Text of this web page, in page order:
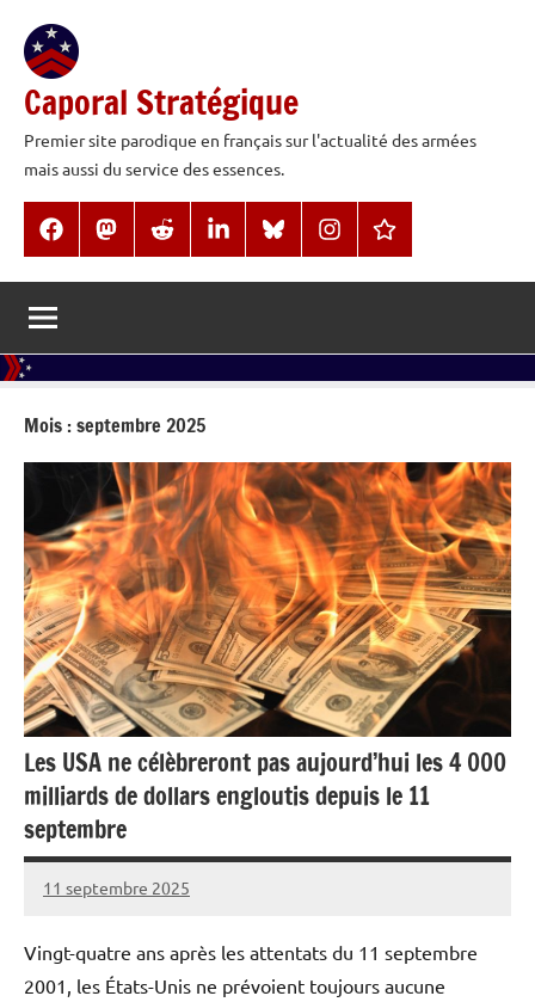
contenu
Caporal Stratégique
Premier site parodique en français sur l'actualité des armées
mais aussi du service des essences.
FacebookMastodonReddit LinkedInBlueSkyInstagramThreads
Mois :septembre 2025
Les USA ne célèbreront pas aujourd’hui les 4 000
milliards de dollars engloutis depuis le 11
septembre
11 septembre 2025
Caporal
Aucun
Vingt-quatre ans après les attentats du 11 septembre
2001, les États-Unis ne prévoient toujours aucune